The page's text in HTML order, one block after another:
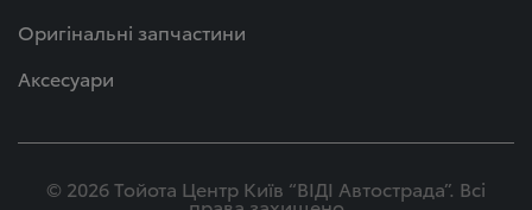
Оригінальні запчастини
Аксесуари
© 2026 Тойота Центр Київ “ВІДІ Автострада”. Всі